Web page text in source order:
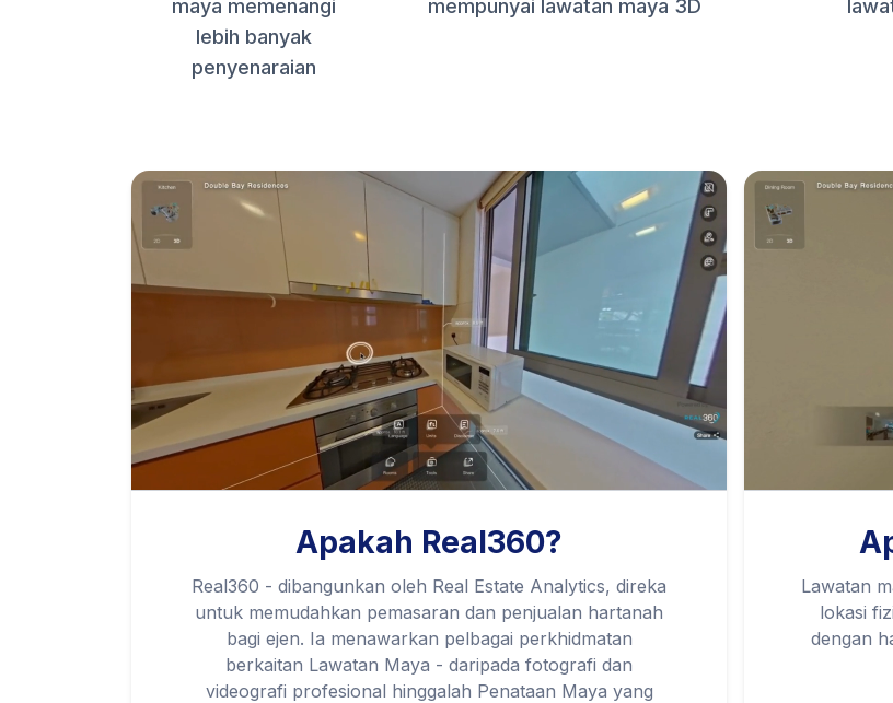
maya memenangi
lebih banyak
penyenaraian
mempunyai lawatan maya 3D
Apakah Real360?
Real360 - dibangunkan oleh Real Estate Analytics, direka
untuk memudahkan pemasaran dan penjualan hartanah
bagi ejen. Ia menawarkan pelbagai perkhidmatan
berkaitan Lawatan Maya - daripada fotografi dan
videografi profesional hinggalah Penataan Maya yang
Lawatan
lokasi
dengan